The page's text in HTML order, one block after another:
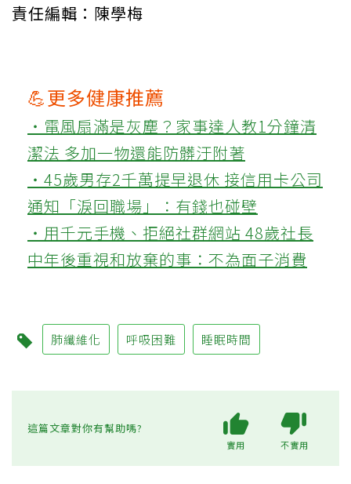
責任編輯：陳學梅
💪更多健康推薦
‧電風扇滿是灰塵？家事達人教1分鐘清
潔法 多加一物還能防髒汙附著
‧45歲男存2千萬提早退休 接信用卡公司
通知「淚回職場」：有錢也碰壁
‧用千元手機、拒絕社群網站 48歲社長
中年後重視和放棄的事：不為面子消費
肺纖維化 呼吸困難 睡眠時間
這篇文章對你有幫助嗎?
實用 不實用